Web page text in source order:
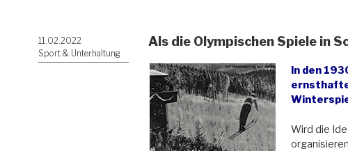
Veröffentlicht
am
11.02.2022
Sport & Unterhaltung
Als die Olympischen Spiele in
In den
Wird die